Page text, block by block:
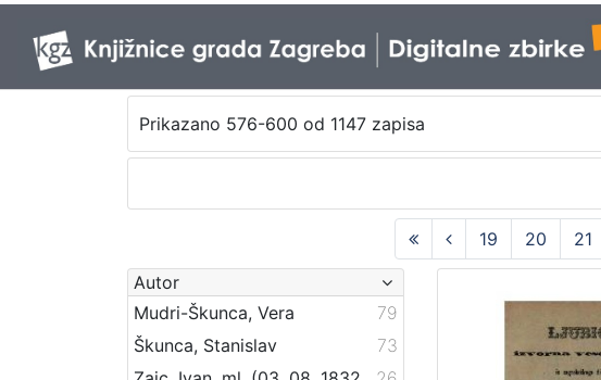
Prikazano 576-600 od 1147 zapisa
19 20 21
Autor
Mudri-Škunca, Vera
79
Škunca, Stanislav
73